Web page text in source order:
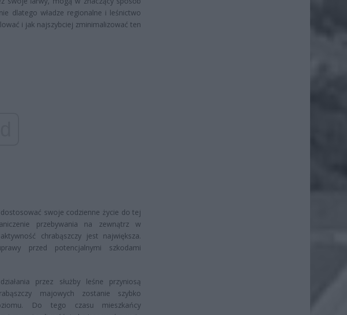
dlatego władze regionalne i leśnictwo
i jak najszybciej zminimalizować ten
swoje codzienne życie do tej
przebywania na zewnątrz w
chrabąszczy jest największa.
przed potencjalnymi szkodami
przez służby leśne przyniosą
majowych zostanie szybko
Do tego czasu mieszkańcy